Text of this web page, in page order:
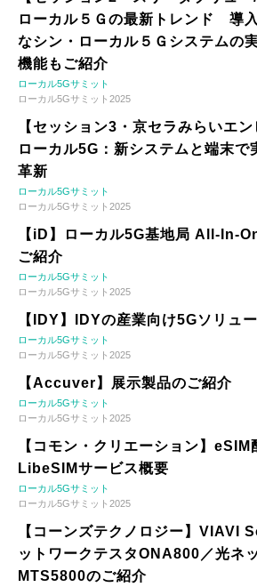
ローカル５Ｇの最新トレンド 導
なシン・ローカル５Ｇシステムの
機能もご紹介
ローカル5Gサミット
ローカル5Gサミット2025
【セッション3・京セラみらいエ
ローカル5G：新システムと端末で
革新
ローカル5Gサミット
ローカル5Gサミット2025
【iD】ローカル5G基地局 All-In-
ご紹介
ローカル5Gサミット
ローカル5Gサミット2025
【IDY】IDYの産業向け5Gソリュ
ローカル5Gサミット
ローカル5Gサミット2025
【Accuver】展示製品のご紹介
ローカル5Gサミット
ローカル5Gサミット2025
【コモン・クリエーション】
LibeSIMサービス概要
ローカル5Gサミット
ローカル5Gサミット2025
【コーンズテクノロジー】
ットワークテスタONA800／光ネ
MTS5800のご紹介